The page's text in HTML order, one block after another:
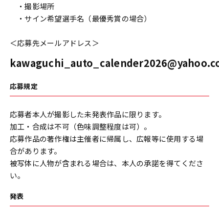
・撮影場所
・サイン希望選手名（最優秀賞の場合）
＜応募先メールアドレス＞
応募規定
応募者本人が撮影した未発表作品に限ります。
加工・合成は不可（色味調整程度は可）。
応募作品の著作権は主催者に帰属し、広報等に使用する場
合があります。
被写体に人物が含まれる場合は、本人の承諾を得てくださ
い。
発表